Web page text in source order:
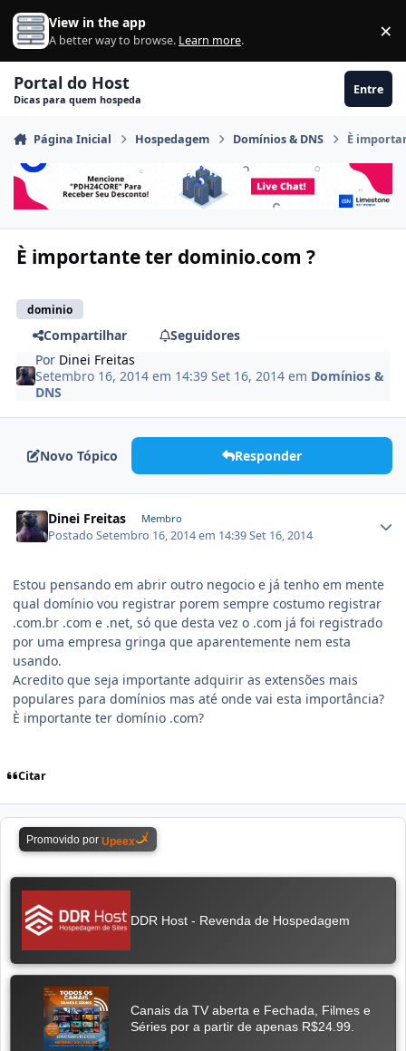
Ir para conteúdo
View in the app
A better way to browse. Learn more. ×
Portal do Host
Dicas para quem hospeda
Entre
Página Inicial Hospedagem Domínios & DNS È
È importante ter dominio.com ?
dominio
Compartilhar
Seguidores
Por Dinei Freitas
Setembro 16, 2014 em 14:39Set 16, 2014 em Domínios &
DNS
Novo Tópico Responder
Dinei Freitas Membro
PostadoSetembro 16, 2014 em 14:39Set 16, 2014
Estou pensando em abrir outro negocio e já tenho em mente
qual domínio vou registrar porem sempre costumo registrar
.com.br .com e .net, só que desta vez o .com já foi registrado
por uma empresa gringa que aparentemente nem esta
usando.
Acredito que seja importante adquirir as extensões mais
populares para domínios mas até onde vai esta importância?
È importante ter domínio .com?
Citar